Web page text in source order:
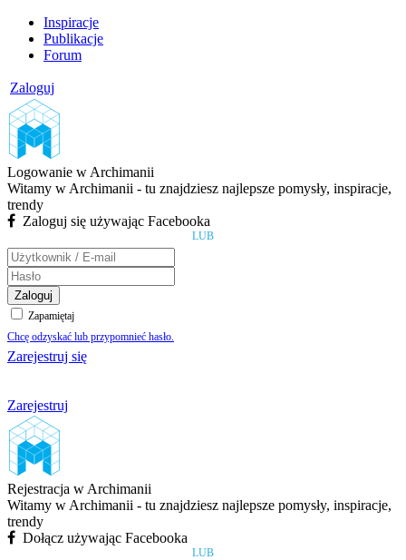
Inspiracje
Publikacje
Forum
Zaloguj
Logowanie w Archimanii
Witamy w Archimanii - tu znajdziesz najlepsze pomysły, inspiracje,
trendy
Zaloguj się używając Facebooka
LUB
Zaloguj
Zapamiętaj
Chcę odzyskać lub przypomnieć hasło.
Zarejestruj się
Zarejestruj
Rejestracja w Archimanii
Witamy w Archimanii - tu znajdziesz najlepsze pomysły, inspiracje,
trendy
Dołącz używając Facebooka
LUB